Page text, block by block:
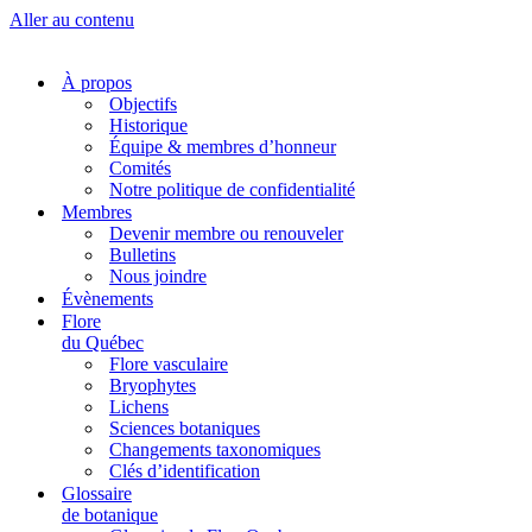
Aller au contenu
À propos
Objectifs
Historique
Équipe & membres d’honneur
Comités
Notre politique de confidentialité
Membres
Devenir membre ou renouveler
Bulletins
Nous joindre
Évènements
Flore
du Québec
Flore vasculaire
Bryophytes
Lichens
Sciences botaniques
Changements taxonomiques
Clés d’identification
Glossaire
de botanique